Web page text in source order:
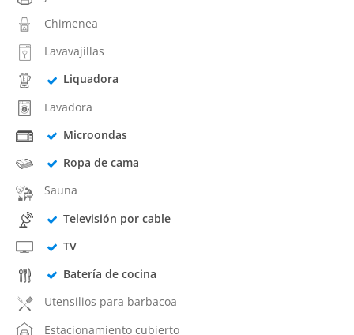
Chimenea
Lavavajillas
Liquadora
Lavadora
Microondas
Ropa de cama
Sauna
Televisión por cable
TV
Batería de cocina
Utensilios para barbacoa
Estacionamiento cubierto